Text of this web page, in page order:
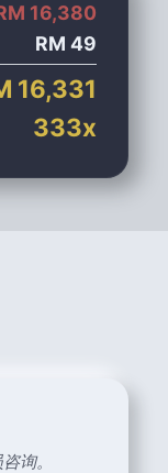
16,380
RM 49
16,331
333x
询。